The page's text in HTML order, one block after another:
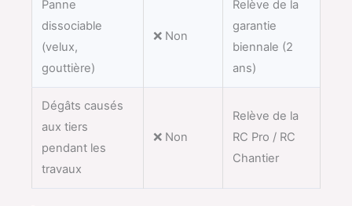
Panne
dissociable
(velux,
gouttière)
❌ Non
Relève de la
garantie
biennale (2
ans)
Dégâts causés
aux tiers
pendant les
travaux
❌ Non
Relève de la
RC Pro / RC
Chantier